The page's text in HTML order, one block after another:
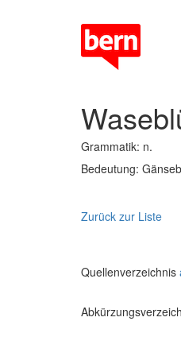
Grammatik: n.
Bedeutung:
Zurück zur Liste
Quellenverzeichnis